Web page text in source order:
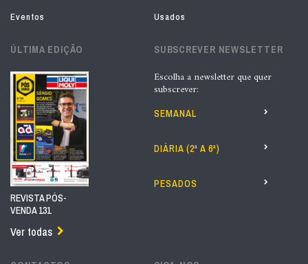
Eventos
Usados
ÚLTIMA EDIÇÃO
REVISTA PÓS-
VENDA 131
Ver todas
SUBSCREVER NEWSLETTER
Escolha a newsletter que quer
subscrever:
SEMANAL
DIÁRIA (2ª A 6ª)
PESADOS